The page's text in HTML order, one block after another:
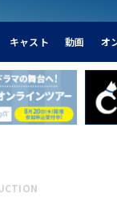
キャスト 動画 オ